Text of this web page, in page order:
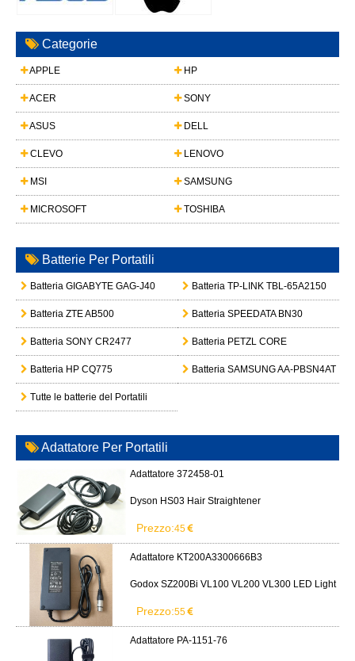
Categorie
APPLE HP
ACER SONY
ASUS DELL
CLEVO LENOVO
MSI SAMSUNG
MICROSOFT TOSHIBA
Batterie Per Portatili
Batteria GIGABYTE GAG-J40 Batteria TP-LINK TBL-65A2150
Batteria ZTE AB500 Batteria SPEEDATA BN30
Batteria SONY CR2477 Batteria PETZL CORE
Batteria HP CQ775 Batteria SAMSUNG AA-PBSN4AT
Tutte le batterie del Portatili
Adattatore Per Portatili
Adattatore 372458-01
Dyson HS03 Hair Straightener
Prezzo:45
Adattatore KT200A3300666B3
Godox SZ200Bi VL100 VL200 VL300 LED Light
Prezzo:55
Adattatore PA-1151-76